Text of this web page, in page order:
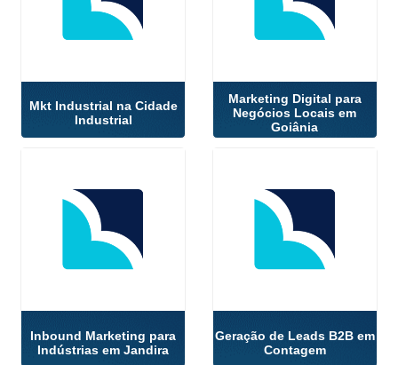
Mkt Industrial na Cidade
Industrial
Marketing Digital para
Negócios Locais em
Goiânia
Inbound Marketing para
Indústrias em Jandira
Geração de Leads B2B em
Contagem